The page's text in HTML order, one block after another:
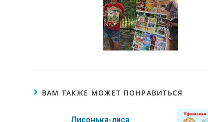
ВАМ ТАКЖЕ МОЖЕТ ПОНРАВИТЬСЯ
Лисонька-лиса